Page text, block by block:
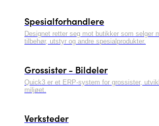
Spesialforhandlere
Designet retter seg mot butikker som selger
tilbehør, utstyr og andre spesialprodukter.
Grossister - Bildeler
Quick3 er et ERP-system for grossister,
miljøet.
Verksteder